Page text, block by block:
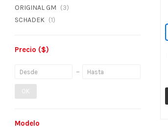
ORIGINAL GM (3)
SCHADEK (1)
Precio ($)
OK
Modelo